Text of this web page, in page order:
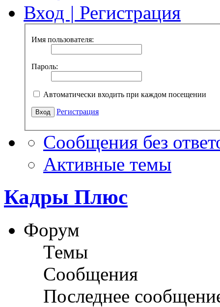
Вход | Регистрация
Имя пользователя:
Пароль:
Автоматически входить при каждом посещении
Регистрация
Сообщения без
Активные темы
Кадры Плюс
Форум
Темы
Сообщения
Последнее